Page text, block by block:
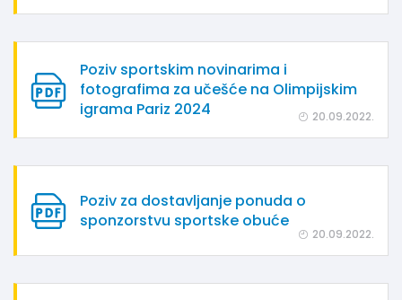
Poziv sportskim novinarima i
fotografima za učešće na Olimpijskim
igrama Pariz 2024
20.09.2022.
Poziv za dostavljanje ponuda o
sponzorstvu sportske obuće
20.09.2022.